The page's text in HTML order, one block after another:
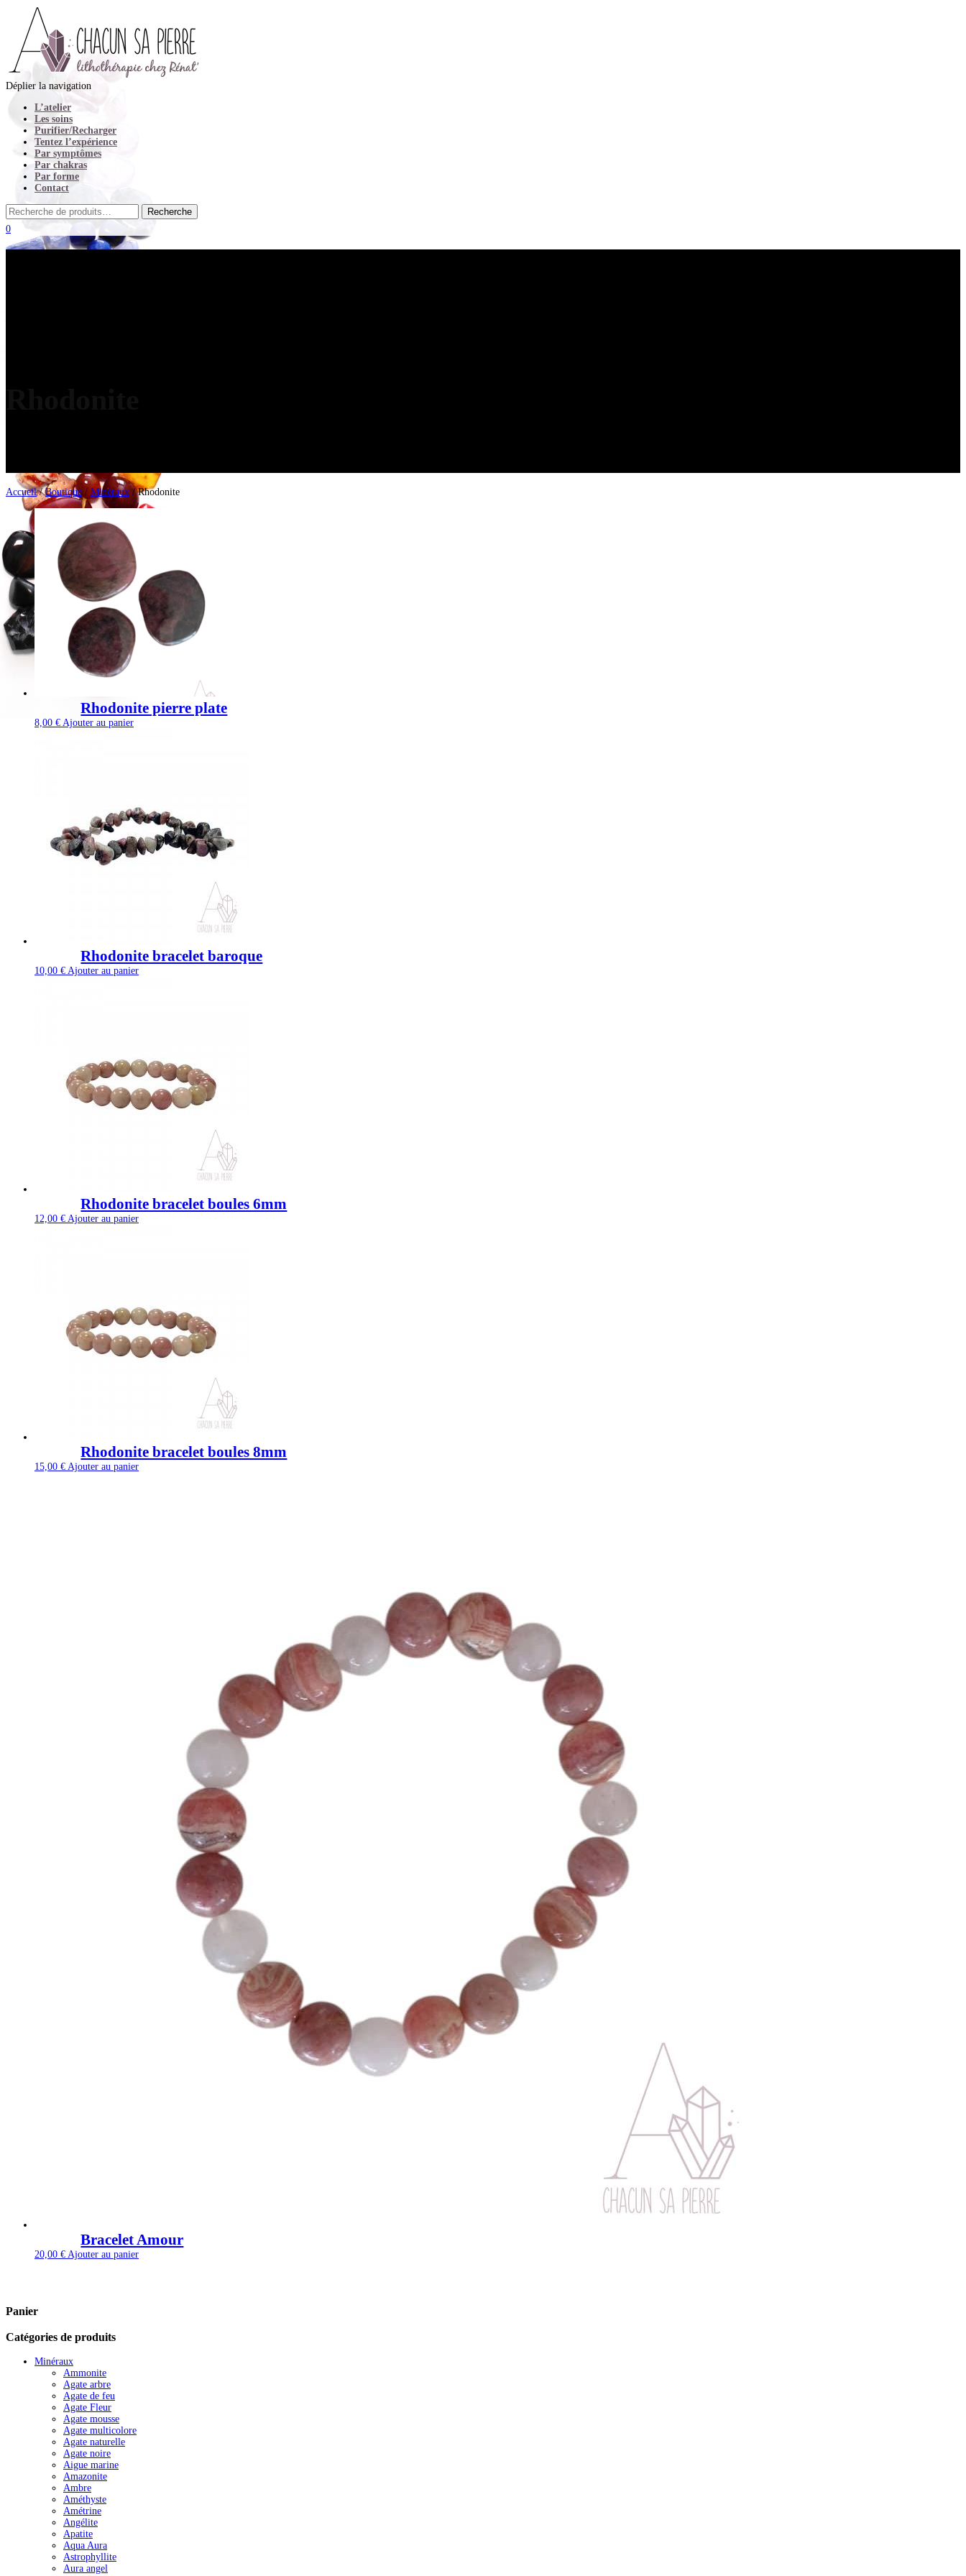
Déplier la navigation
L’atelier
Les soins
Purifier/Recharger
Tentez l’expérience
Par symptômes
Par chakras
Par forme
Contact
0
Accueil/Boutique/ Minéraux / Rhodonite
Rhodonite pierre plate
8,00 € Ajouter au panier
Rhodonite bracelet baroque
10,00 € Ajouter au panier
Rhodonite bracelet boules 6mm
12,00 € Ajouter au panier
Rhodonite bracelet boules 8mm
15,00 € Ajouter au panier
Bracelet Amour
20,00 € Ajouter au panier
Panier
Catégories de produits
Minéraux
Ammonite
Agate arbre
Agate de feu
Agate Fleur
Agate mousse
Agate multicolore
Agate naturelle
Agate noire
Aigue marine
Amazonite
Ambre
Améthyste
Amétrine
Angélite
Apatite
Aqua Aura
Astrophyllite
Aura angel